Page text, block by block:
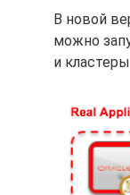
В новой
можно
и